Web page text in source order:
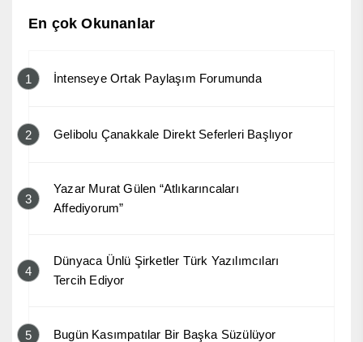
En çok Okunanlar
1 İntenseye Ortak Paylaşım Forumunda
2 Gelibolu Çanakkale Direkt Seferleri Başlıyor
3
Yazar Murat Gülen “Atlıkarıncaları
Affediyorum”
4
Dünyaca Ünlü Şirketler Türk Yazılımcıları
Tercih Ediyor
5 Bugün Kasımpatılar Bir Başka Süzülüyor